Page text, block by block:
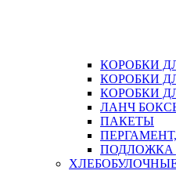
КОРОБКИ
КОРОБКИ
КОРОБКИ
ЛАНЧ
ПАКЕТЫ
ПОДЛОЖКА